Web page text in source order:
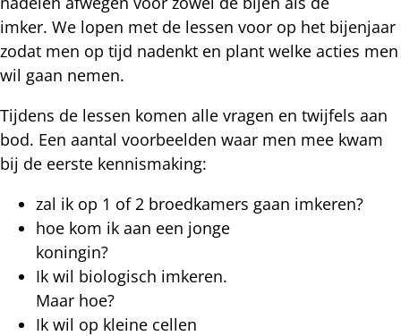
imker. We lopen met de lessen voor op het bijenjaar
zodat men op tijd nadenkt en plant welke acties men
wil gaan nemen.
Tijdens de lessen komen alle vragen en twijfels aan
bod. Een aantal voorbeelden waar men mee kwam
bij de eerste kennismaking:
zal ik op 1 of 2 broedkamers gaan imkeren?
hoe kom ik aan een jonge
koningin?
Ik wil biologisch imkeren.
Maar hoe?
Ik wil op kleine cellen